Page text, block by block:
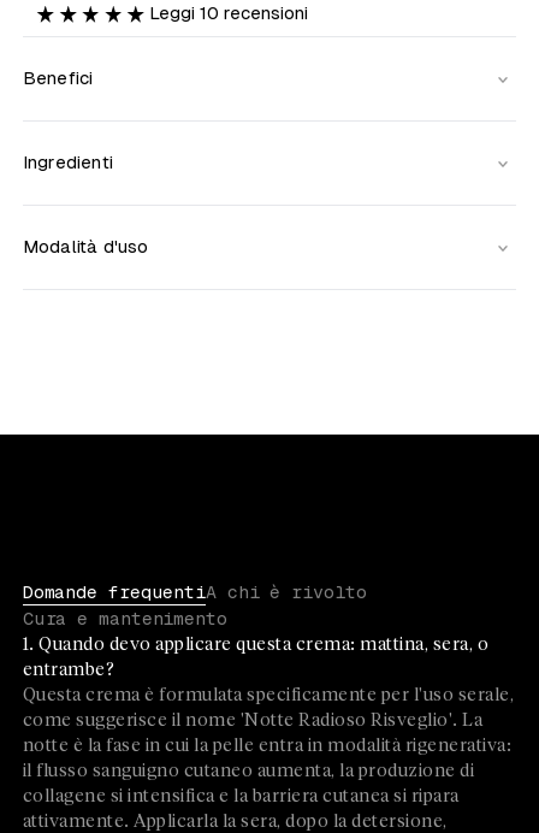
Leggi 10 recensioni
Benefici
Ingredienti
Modalità d'uso
Domande frequentiA chi è rivolto
Cura e mantenimento
1. Quando devo applicare questa crema: mattina, sera, o
entrambe?
Questa crema è formulata specificamente per l'uso serale,
come suggerisce il nome 'Notte Radioso Risveglio'. La
notte è la fase in cui la pelle entra in modalità rigenerativa:
il flusso sanguigno cutaneo aumenta, la produzione di
collagene si intensifica e la barriera cutanea si ripara
attivamente. Applicarla la sera, dopo la detersione,